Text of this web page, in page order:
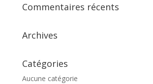
Commentaires récents
Archives
Catégories
Aucune catégorie